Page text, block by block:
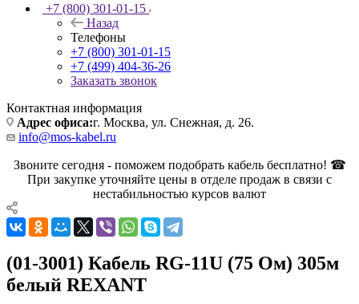
+7 (800) 301-01-15
Назад
Телефоны
+7 (800) 301-01-15
+7 (499) 404-36-26
Заказать звонок
Контактная информация
Адрес офиса:г. Москва, ул. Снежная, д. 26.
info@mos-kabel.ru
Звоните сегодня - поможем подобрать кабель бесплатно! ☎
При закупке уточняйте цены в отделе продаж в связи с
нестабильностью курсов валют
(01-3001) Кабель RG-11U (75 Ом) 305м
белый REXANT